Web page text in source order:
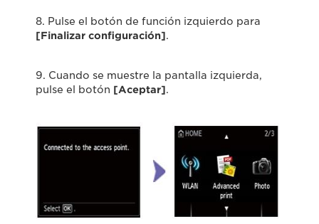
8. Pulse el botón de función izquierdo para
[Finalizar configuración].
9. Cuando se muestre la pantalla izquierda,
pulse el botón [Aceptar].